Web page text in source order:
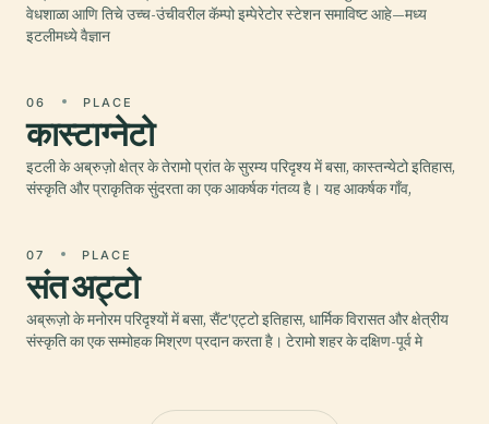
वेधशाळा आणि तिचे उच्च-उंचीवरील कॅम्पो इम्पेरेटोर स्टेशन समाविष्ट आहे—मध्य
इटलीमध्ये वैज्ञान
06 PLACE
कास्टाग्नेटो
इटली के अब्रुज़ो क्षेत्र के तेरामो प्रांत के सुरम्य परिदृश्य में बसा, कास्तन्येटो इतिहास,
संस्कृति और प्राकृतिक सुंदरता का एक आकर्षक गंतव्य है। यह आकर्षक गाँव,
07 PLACE
संत अट्टो
अब्रूज़ो के मनोरम परिदृश्यों में बसा, सैंट'एट्टो इतिहास, धार्मिक विरासत और क्षेत्रीय
संस्कृति का एक सम्मोहक मिश्रण प्रदान करता है। टेरामो शहर के दक्षिण-पूर्व मे